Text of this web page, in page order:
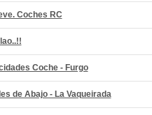
Coches RC
Coche - Furgo
de Abajo - La Vaqueirada